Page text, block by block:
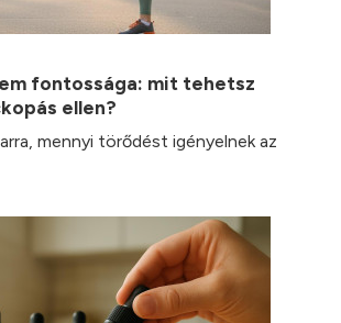
fontossága: mit tehetsz
ellen?
mennyi törődést igényelnek az